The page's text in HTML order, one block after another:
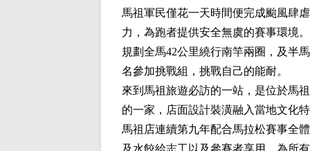
馬祖軍民僅花一天時間便完成颱風肆
力，為跑者提供安全無虞的賽事環境。
規劃全馬42公里繞行南竿兩圈，及半
名參加挑戰組，挑戰自己的能耐。
來到馬祖旅遊必訪的一站，是位於馬
的一家，店面設計裝潢融入當地文化
馬祖店連續第九年配合馬拉松賽事全
及水餃給志工以及參賽者享用，為所